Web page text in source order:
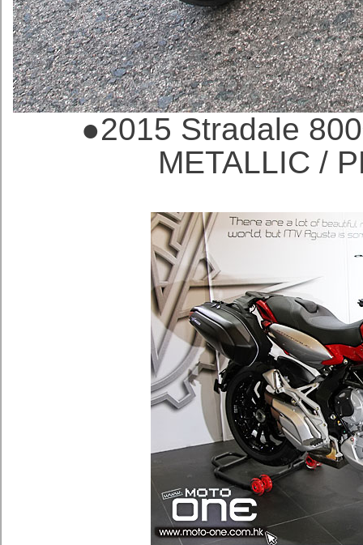
●2015 Stradale
METALLIC /